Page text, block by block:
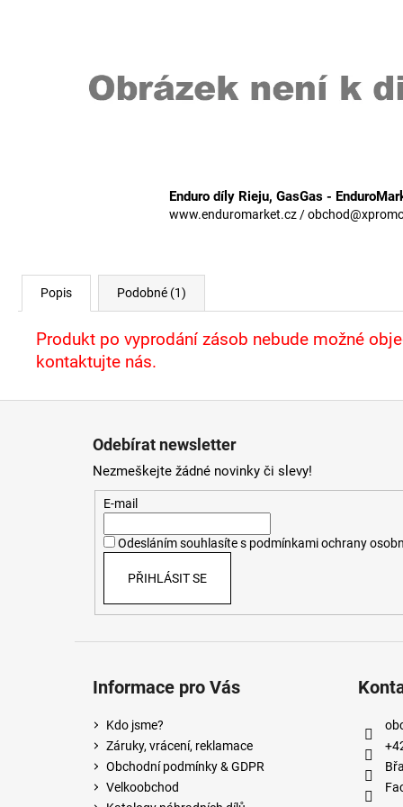
Enduro díly Rieju, GasGas -
www.enduromarket.cz /
Popis Podobné (1)
Produkt po vyprodání zásob nebude možné
kontaktujte nás.
Odebírat newsletter
Nezmeškejte žádné novinky či slevy!
E-mail
Odesláním souhlasíte s podmínkami ochrany
PŘIHLÁSIT SE
Informace pro Vás
Kdo jsme?
Záruky, vrácení, reklamace
Obchodní podmínky & GDPR
Velkoobchod